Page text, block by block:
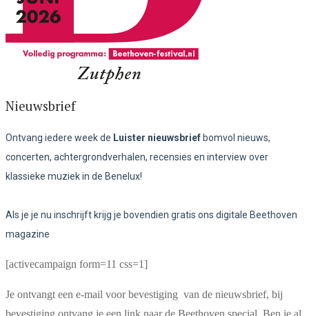
Nieuwsbrief
Ontvang iedere week de Luister nieuwsbrief bomvol nieuws,
concerten, achtergrondverhalen, recensies en interview over
klassieke muziek in de Benelux!
Als je je nu inschrijft krijg je bovendien gratis ons digitale Beethoven
magazine
[activecampaign form=11 css=1]
Je ontvangt een e-mail voor bevestiging van de nieuwsbrief, bij